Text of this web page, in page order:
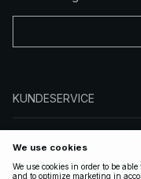
KUNDESERVICE